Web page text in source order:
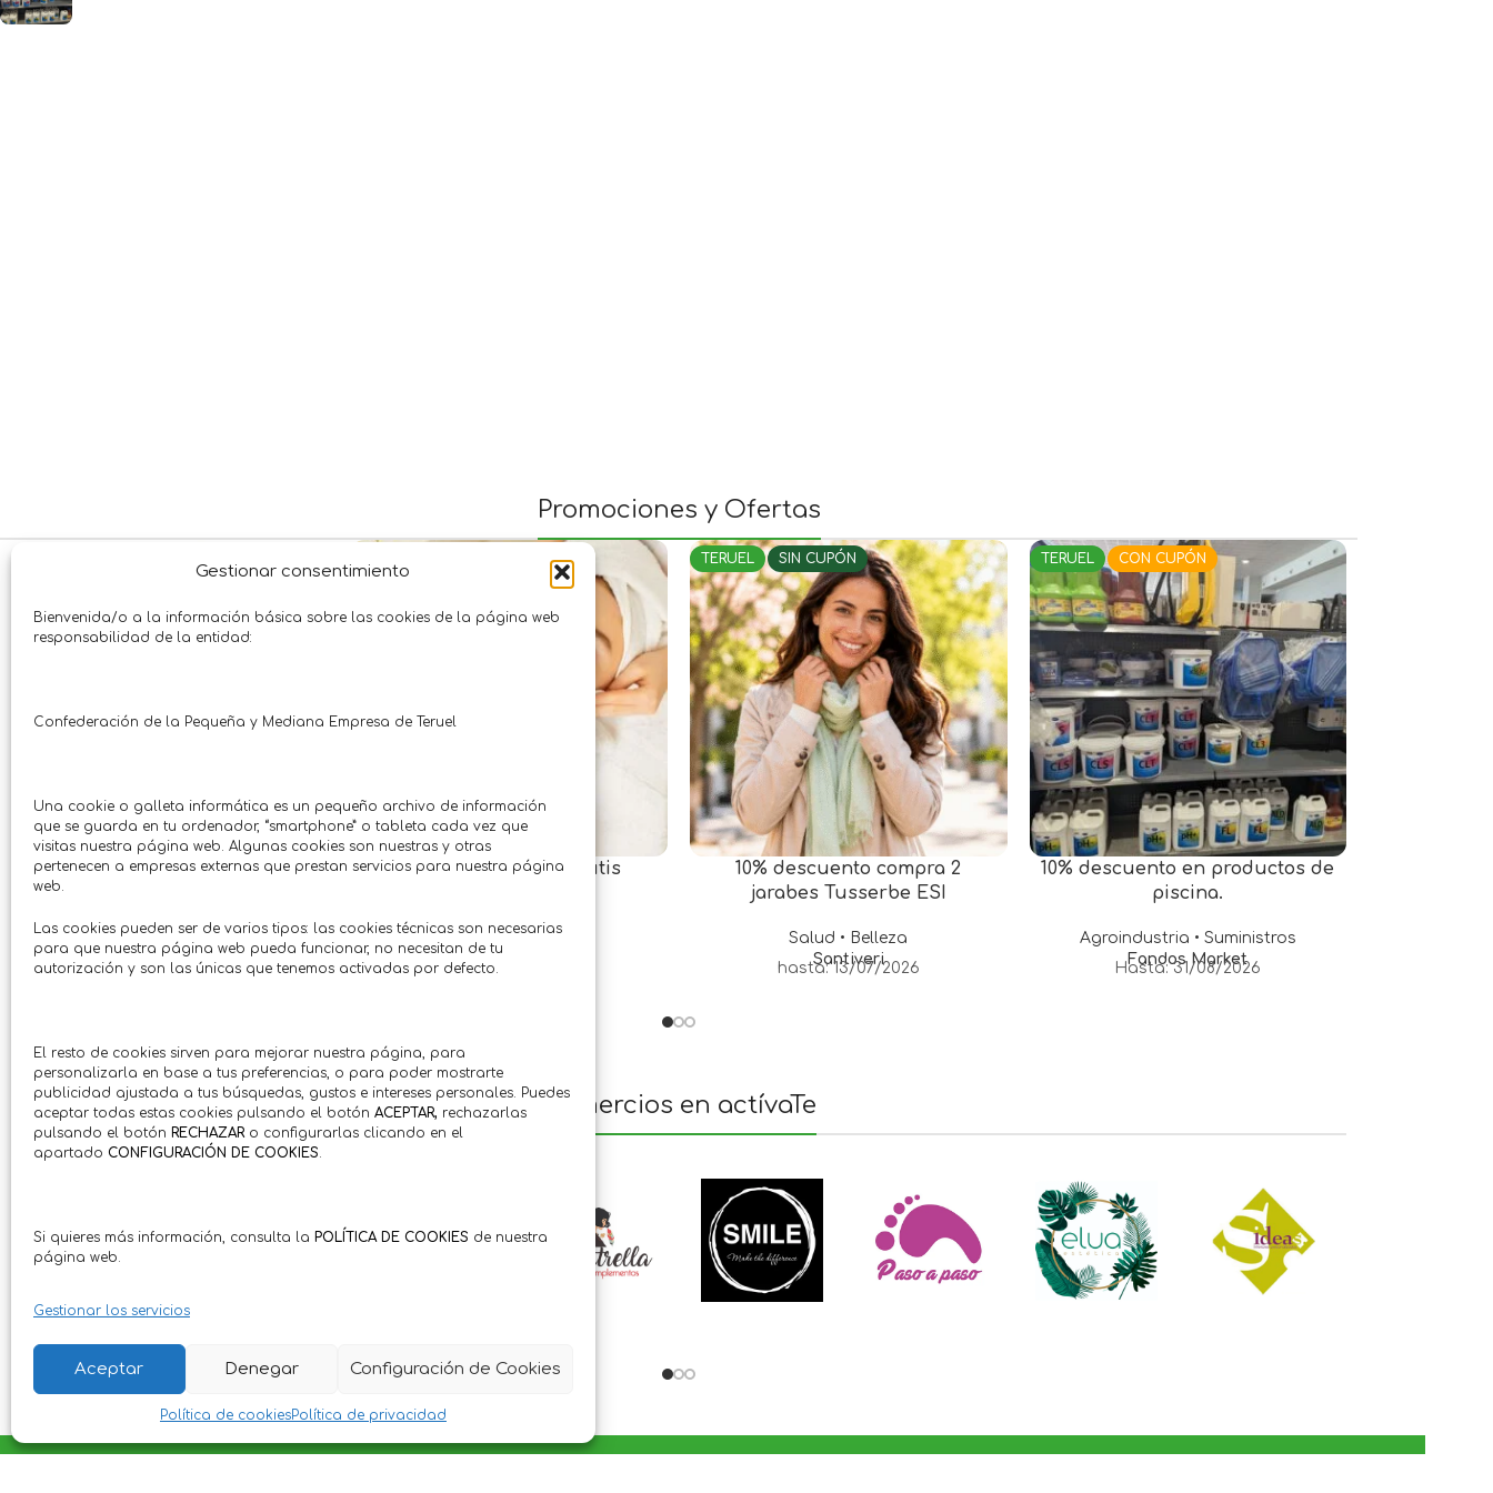
Gestionar consentimiento
Bienvenida/o a la información básica sobre las cookies de la página web
responsabilidad de la entidad:
Confederación de la Pequeña y Mediana Empresa de Teruel
Una cookie o galleta informática es un pequeño archivo de información
que se guarda en tu ordenador, “smartphone” o tableta cada vez que
visitas nuestra página web. Algunas cookies son nuestras y otras
pertenecen a empresas externas que prestan servicios para nuestra página
web.
Las cookies pueden ser de varios tipos: las cookies técnicas son necesarias
para que nuestra página web pueda funcionar, no necesitan de tu
autorización y son las únicas que tenemos activadas por defecto.
El resto de cookies sirven para mejorar nuestra página, para
personalizarla en base a tus preferencias, o para poder mostrarte
publicidad ajustada a tus búsquedas, gustos e intereses personales. Puedes
aceptar todas estas cookies pulsando el botón ACEPTAR, rechazarlas
pulsando el botón RECHAZARo configurarlas clicando en el
apartado CONFIGURACIÓN DE COOKIES.
Si quieres más información, consulta la POLÍTICA DE COOKIES de nuestra
página web.
Gestionar los servicios
Aceptar Denegar Configuración de Cookies
Política de cookiesPolítica de privacidad
Promociones y Ofertas
10% descuento en bolsos y
mochilas marca ANEKKE
Moda • Complementos
Smile Make
Hasta 01/08/2026
Regalo limpieza de cutis
Elua Estética
Hasta 1/10/2026
TERUEL SIN CUPÓN
10% descuento compra 2
jarabes Tusserbe ESI
Salud • Belleza
Santiveri
hasta: 13/07/2026
TERUEL CON CUPÓN
10% descuento en productos de
piscina.
Agroindustria • Suministros
Fandos Market
Hasta: 31/08/2026
Comercios en actívaTe